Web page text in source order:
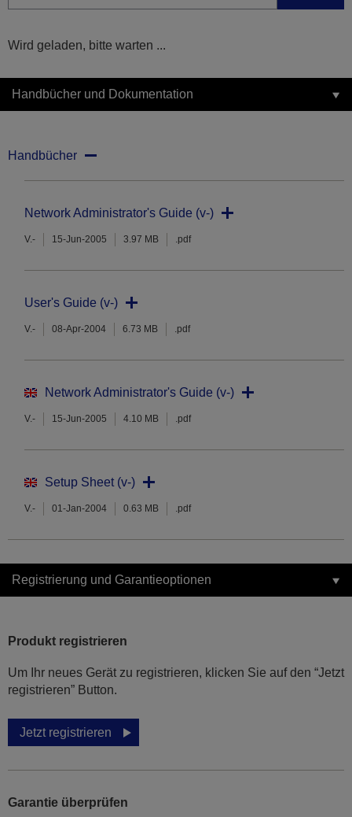
Wird geladen, bitte warten ...
Handbücher und Dokumentation
Handbücher
Network Administrator's Guide (v-)
V.- 15-Jun-2005 3.97 MB .pdf
User's Guide (v-)
V.- 08-Apr-2004 6.73 MB .pdf
Network Administrator's Guide (v-)
V.- 15-Jun-2005 4.10 MB .pdf
Setup Sheet (v-)
V.- 01-Jan-2004 0.63 MB .pdf
Registrierung und Garantieoptionen
Produkt registrieren
Um Ihr neues Gerät zu registrieren, klicken Sie auf den “Jetzt
registrieren” Button.
Jetzt registrieren
Garantie überprüfen